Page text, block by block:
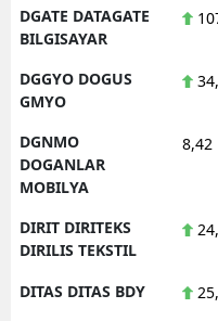
DGATE DATAGATE
BILGISAYAR
DGGYO DOGUS
GMYO
DGNMO
DOGANLAR
MOBILYA
8,42
DIRIT DIRITEKS
DIRILIS TEKSTIL
DITAS DITAS BDY